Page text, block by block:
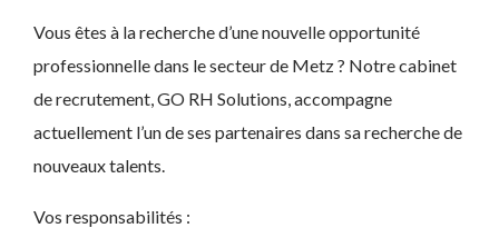
Vous êtes à la recherche d’une nouvelle opportunité
professionnelle dans le secteur de Metz ? Notre cabinet
de recrutement, GO RH Solutions, accompagne
actuellement l’un de ses partenaires dans sa recherche de
nouveaux talents.
Vos responsabilités :